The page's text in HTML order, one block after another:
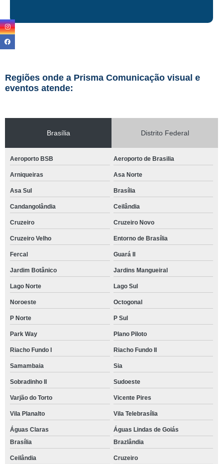
Regiões onde a Prisma Comunicação visual e
eventos atende:
Brasília Distrito Federal
Aeroporto BSB Aeroporto de Brasilia
Arniqueiras Asa Norte
Asa Sul Brasília
Candangolândia Ceilândia
Cruzeiro Cruzeiro Novo
Cruzeiro Velho Entorno de Brasília
Fercal Guará II
Jardim Botânico Jardins Mangueiral
Lago Norte Lago Sul
Noroeste Octogonal
P Norte P Sul
Park Way Plano Piloto
Riacho Fundo I Riacho Fundo II
Samambaia Sia
Sobradinho II Sudoeste
Varjão do Torto Vicente Pires
Vila Planalto Vila Telebrasília
Águas Claras
Águas Lindas de Goiás
Brasília
Brazlândia
Ceilândia Cruzeiro